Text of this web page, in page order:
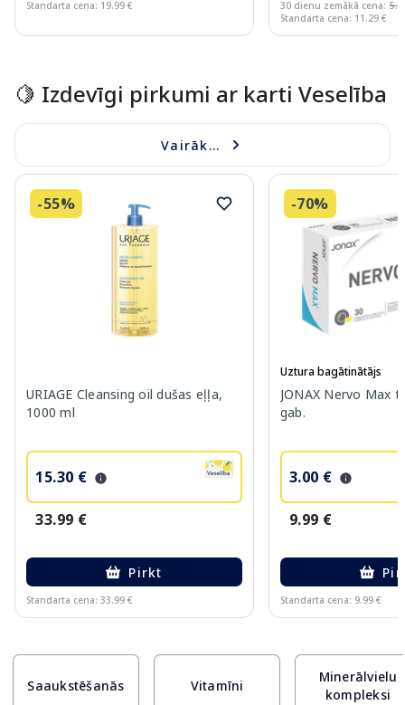
Standarta cena: 19.99 € 30 dienu zemākā cena:
Standarta cena: 11.29 €
🍋 Izdevīgi pirkumi ar karti Veselība
Vairāk...
-55%
URIAGE Cleansing oil dušas eļļa,
1000 ml
15.30 €
33.99 €
Pirkt
Standarta cena: 33.99 €
-70%
Uztura bagātinātājs
JONAX Nervo Max
gab.
3.00 €
9.99 €
Standarta cena: 9.99 €
Saaukstēšanās Vitamīni
Minerālvielu
kompleksi